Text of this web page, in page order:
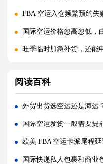
FBA 空运入仓频繁预约失
国际空运价格忽高忽低，
旺季临时加急补货，还能
实木托盘无 IPPC 标识，
空运到仓长期不上架，如
美仓热门地址，空派派送
海关认定货值偏高征税，
国际快递包装做错直接破
阅读百科
外贸出货选空运还是海运
国际空运发货一般需要提
欧美 FBA 空运卡派尾程
国际快递私人包裹和商业